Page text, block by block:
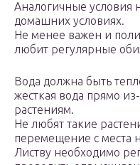
Аналогичные условия
домашних условиях.
Не менее важен и
любит регулярные
Вода должна быть
жесткая вода прямо
растениям.
Не любят такие
перемещение с места
Листву необходимо